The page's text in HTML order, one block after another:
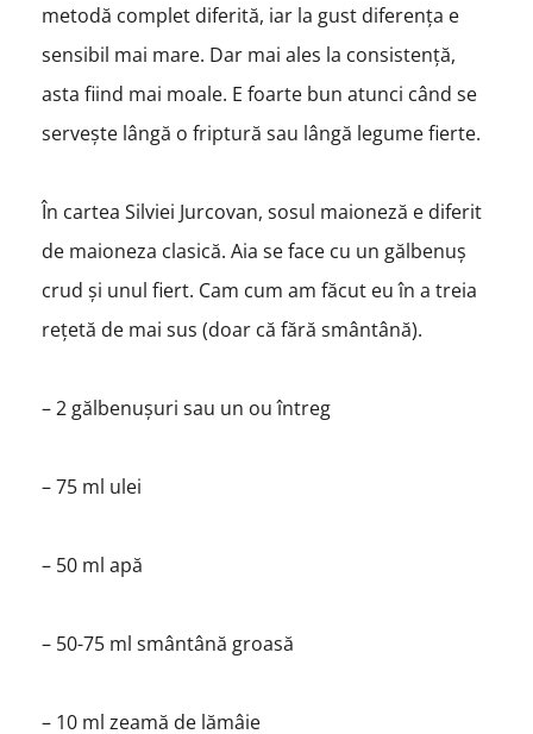
metodă complet diferită, iar la gust diferența e
sensibil mai mare. Dar mai ales la consistență,
asta fiind mai moale. E foarte bun atunci când se
servește lângă o friptură sau lângă legume fierte.
În cartea Silviei Jurcovan, sosul maioneză e diferit
de maioneza clasică. Aia se face cu un gălbenuș
crud și unul fiert. Cam cum am făcut eu în a treia
rețetă de mai sus (doar că fără smântână).
– 2 gălbenușuri sau un ou întreg
– 75 ml ulei
– 50 ml apă
– 50-75 ml smântână groasă
– 10 ml zeamă de lămâie